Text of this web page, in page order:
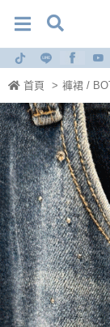
首頁 > 褲裙 /